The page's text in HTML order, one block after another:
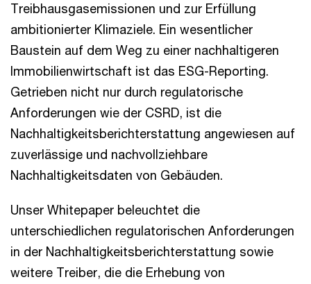
Treibhausgasemissionen und zur Erfüllung
ambitionierter Klimaziele. Ein wesentlicher
Baustein auf dem Weg zu einer nachhaltigeren
Immobilienwirtschaft ist das ESG-Reporting.
Getrieben nicht nur durch regulatorische
Anforderungen wie der CSRD, ist die
Nachhaltigkeitsberichterstattung angewiesen auf
zuverlässige und nachvollziehbare
Nachhaltigkeitsdaten von Gebäuden.
Unser Whitepaper beleuchtet die
unterschiedlichen regulatorischen Anforderungen
in der Nachhaltigkeitsberichterstattung sowie
weitere Treiber, die die Erhebung von